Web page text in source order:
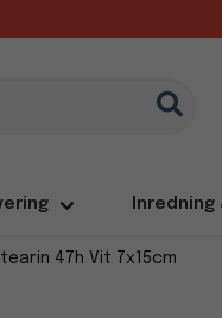
47h Vit 7x15cm